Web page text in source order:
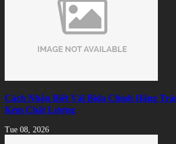
Cách Nhận Biết Vải Bida Chính Hãng
Kém Chất Lượng
Tue 08, 2026